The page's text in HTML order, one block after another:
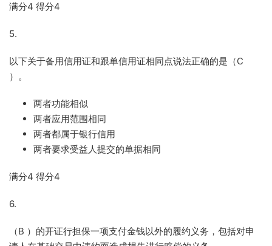
满分4 得分4
5.
以下关于备用信用证和跟单信用证相同点说法正确的是（C
）。
两者功能相似
两者应用范围相同
两者都属于银行信用
两者要求受益人提交的单据相同
满分4 得分4
6.
（B ）的开证行担保一项支付金钱以外的履约义务，包括对申